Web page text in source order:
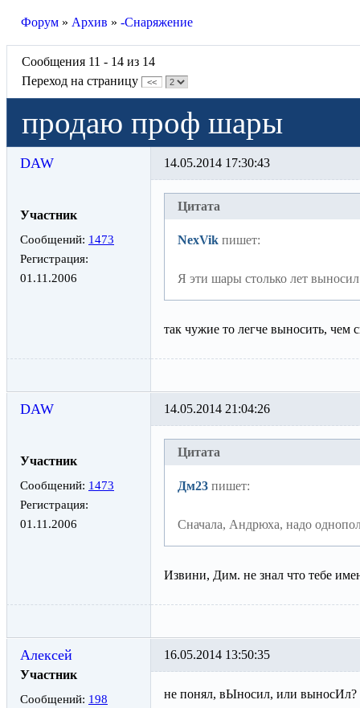
Форум » Архив » -Снаряжение
Сообщения 11 - 14 из 14
Переход на страницу
<<
продаю проф шары
DAW
Участник
Сообщений: 1473
Регистрация:
01.11.2006
14.05.2014 17:30:43
Цитата
NexVik пишет:
Я эти шары столько лет
так чужие то легче выносить, чем
DAW
Участник
Сообщений: 1473
Регистрация:
01.11.2006
14.05.2014 21:04:26
Цитата
Дм23 пишет:
Сначала, Андрюха, надо
Извини, Дим. не знал что тебе
Алексей
Участник
Сообщений: 198
16.05.2014 13:50:35
не понял, вЫносил, или выносИл?